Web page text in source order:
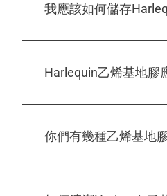
我應該如何儲存
Harlequin乙烯基地膠
你們有幾種乙烯基地